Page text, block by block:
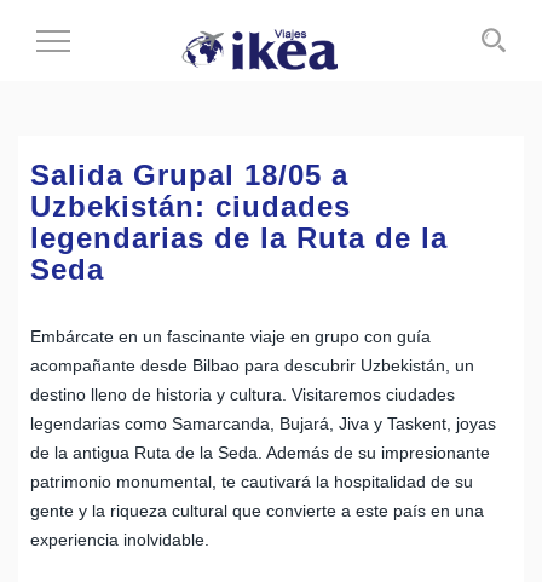
Cambiar
Salida Grupal 18/05 a
Uzbekistán: ciudades
legendarias de la Ruta de la
Seda
Embárcate en un fascinante viaje en grupo con guía
acompañante desde Bilbao para descubrir Uzbekistán, un
destino lleno de historia y cultura. Visitaremos ciudades
legendarias como Samarcanda, Bujará, Jiva y Taskent, joyas
de la antigua Ruta de la Seda. Además de su impresionante
patrimonio monumental, te cautivará la hospitalidad de su
gente y la riqueza cultural que convierte a este país en una
experiencia inolvidable.